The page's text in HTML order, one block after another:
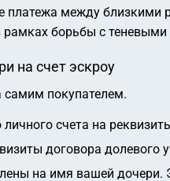
платежа между
борьбы с
на счет эскроу
покупателем.
счета на
договора
на имя вашей дочери.